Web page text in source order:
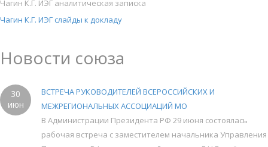
Чагин К.Г. ИЭГ аналитическая записка
Чагин К.Г. ИЭГ слайды к докладу
Новости союза
30
июн
ВСТРЕЧА РУКОВОДИТЕЛЕЙ ВСЕРОССИЙСКИХ И
МЕЖРЕГИОНАЛЬНЫХ АССОЦИАЦИЙ МО
В Администрации Президента РФ 29 июня состоялась
рабочая встреча с заместителем начальника Управления